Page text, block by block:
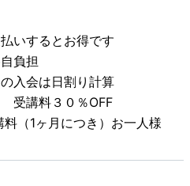
いするとお得です
負担
入会は日割り計算
受講料３０％OFF
料（1ヶ月につき）お一人様